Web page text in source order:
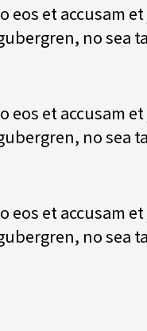
eos et accusam
no sea
eos et accusam
no sea
eos et accusam
no sea